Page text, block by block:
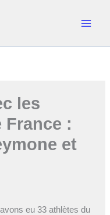
les
:
et
eu 33 athlètes du